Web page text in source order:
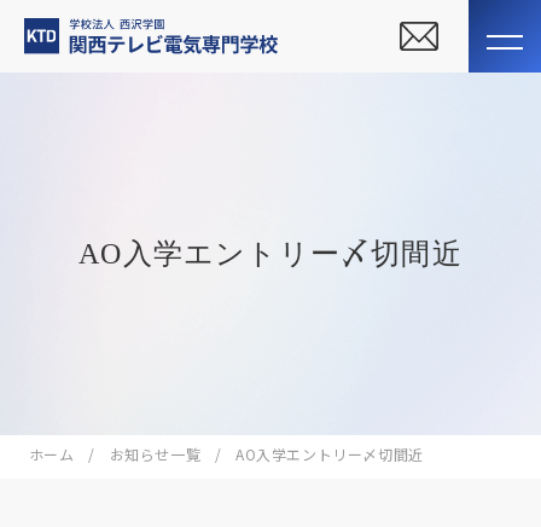
AO入学エントリー〆切間近
ホーム お知らせ一覧 AO入学エントリー〆切間近